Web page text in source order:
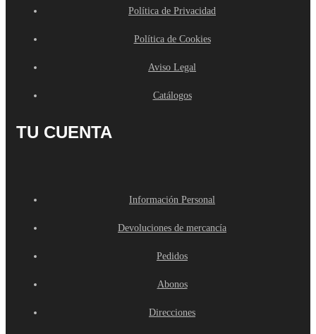
Política de Privacidad
Política de Cookies
Aviso Legal
Catálogos
TU CUENTA
Información Personal
Devoluciones de mercancía
Pedidos
Abonos
Direcciones